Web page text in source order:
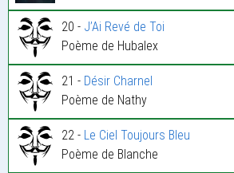
20 - J’Ai Revé de Toi
Poème de Hubalex
21 - Désir Charnel
Poème de Nathy
22 - Le Ciel Toujours Bleu
Poème de Blanche